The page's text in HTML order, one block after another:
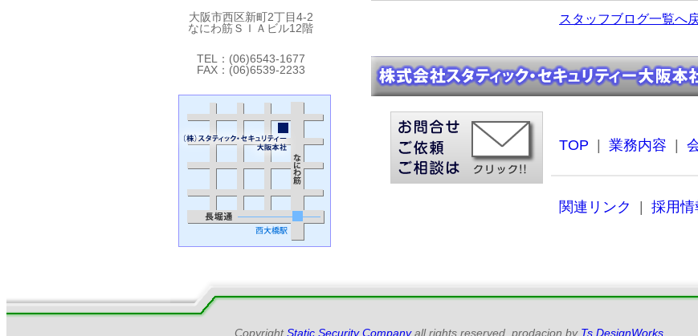
大阪市西区新町2丁目4-2
なにわ筋ＳＩＡビル12階
TEL：(06)6543-1677
FAX：(06)6539-2233
スタッフブログ一覧へ
TOP 業務内容
関連リンク 採用情
CopyrightStatic Security Companyall rights reserved. prodacion by Ts.DesignWorks